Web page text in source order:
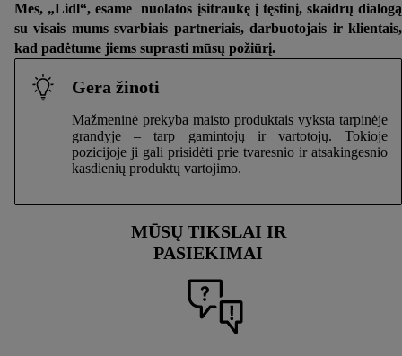
Mes, „Lidl“, esame nuolatos įsitraukę į tęstinį, skaidrų dialogą
su visais mums svarbiais partneriais, darbuotojais ir klientais,
kad padėtume jiems suprasti mūsų požiūrį.
Gera žinoti
Mažmeninė prekyba maisto produktais vyksta tarpinėje
grandyje – tarp gamintojų ir vartotojų. Tokioje
pozicijoje ji gali prisidėti prie tvaresnio ir atsakingesnio
kasdienių produktų vartojimo.
MŪSŲ TIKSLAI IR
PASIEKIMAI